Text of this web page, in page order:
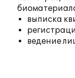
выписка
ведение